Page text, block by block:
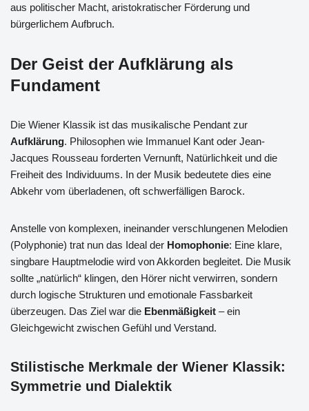
aus politischer Macht, aristokratischer Förderung und
bürgerlichem Aufbruch.
Der Geist der Aufklärung als
Fundament
Die Wiener Klassik ist das musikalische Pendant zur
Aufklärung. Philosophen wie Immanuel Kant oder Jean-
Jacques Rousseau forderten Vernunft, Natürlichkeit und die
Freiheit des Individuums. In der Musik bedeutete dies eine
Abkehr vom überladenen, oft schwerfälligen Barock.
Anstelle von komplexen, ineinander verschlungenen Melodien
(Polyphonie) trat nun das Ideal der Homophonie: Eine klare,
singbare Hauptmelodie wird von Akkorden begleitet. Die Musik
sollte „natürlich“ klingen, den Hörer nicht verwirren, sondern
durch logische Strukturen und emotionale Fassbarkeit
überzeugen. Das Ziel war die Ebenmäßigkeit – ein
Gleichgewicht zwischen Gefühl und Verstand.
Stilistische Merkmale der Wiener Klassik:
Symmetrie und Dialektik